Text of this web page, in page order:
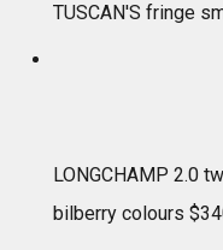
TUSCAN'S fringe
LONGCHAMP 2.0
bilberry colours